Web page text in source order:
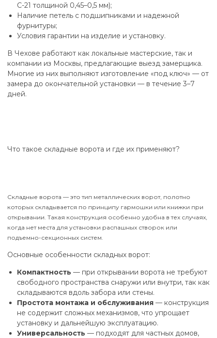
С-21 толщиной 0,45–0,5 мм);
Наличие петель с подшипниками и надежной
фурнитуры;
Условия гарантии на изделие и установку.
В Чехове работают как локальные мастерские, так и
компании из Москвы, предлагающие выезд замерщика.
Многие из них выполняют изготовление «под ключ» — от
замера до окончательной установки — в течение 3–7
дней.
Что такое складные ворота и где их применяют?
Складные ворота — это тип металлических ворот, полотно
которых складывается по принципу гармошки или книжки при
открывании. Такая конструкция особенно удобна в тех случаях,
когда нет места для установки распашных створок или
подъемно-секционных систем.
Основные особенности складных ворот:
Компактность — при открывании ворота не требуют
свободного пространства снаружи или внутри, так как
складываются вдоль забора или стены.
Простота монтажа и обслуживания — конструкция
не содержит сложных механизмов, что упрощает
установку и дальнейшую эксплуатацию.
Универсальность — подходят для частных домов,